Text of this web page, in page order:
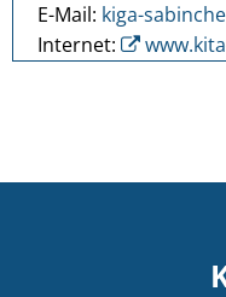
E-Mail: kiga-
Internet: